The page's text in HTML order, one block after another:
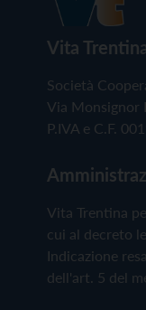
Vita
Società
Via Monsignor
P.IVA e C.F.
Vita Trentina
cui al decreto
Indicazione
dell'art. 5 del